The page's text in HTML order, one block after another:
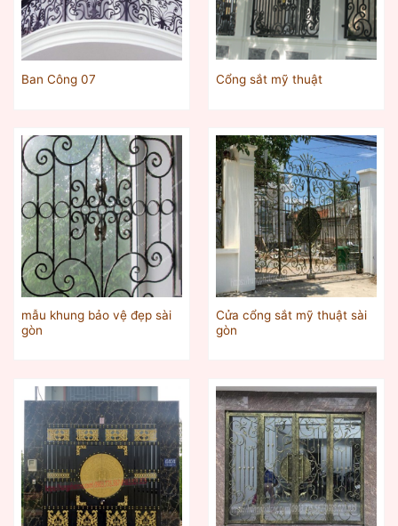
Ban Công 07 Cổng sắt mỹ thuật
mẫu khung bảo vệ đẹp sài
gòn
Cửa cổng sắt mỹ thuật sài
gòn